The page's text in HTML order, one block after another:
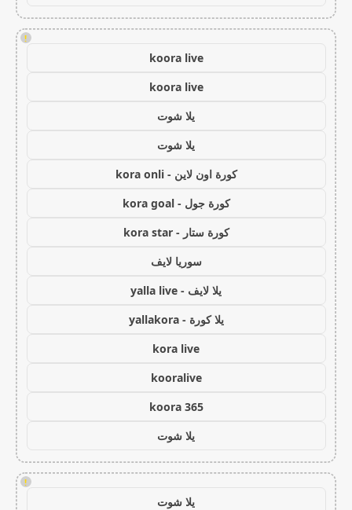
!
koora live
koora live
يلا شوت
يلا شوت
كورة اون لاين - kora onli
كورة جول - kora goal
كورة ستار - kora star
سوريا لايف
يلا لايف - yalla live
يلا كورة - yallakora
kora live
kooralive
koora 365
يلا شوت
!
يلا شوت